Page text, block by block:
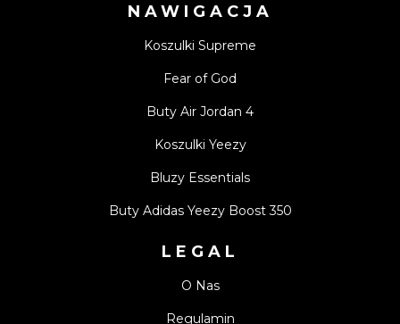
NAWIGACJA
Koszulki Supreme
Fear of God
Buty Air Jordan 4
Koszulki Yeezy
Bluzy Essentials
Buty Adidas Yeezy Boost 350
LEGAL
O Nas
Regulamin